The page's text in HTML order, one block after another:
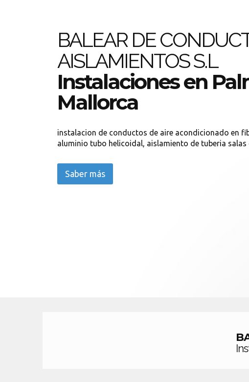
BALEAR DE
AISLAMIENTOS S.L
Instalaciones en
Mallorca
instalacion de conductos de aire acondicionado en
aluminio tubo helicoidal, aislamiento de tuberia salas
Saber más